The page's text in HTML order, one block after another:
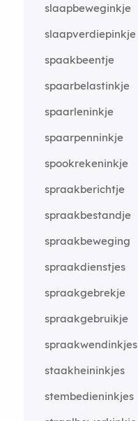
slaapbeweginkje
slaapverdiepinkje
spaakbeentje
spaarbelastinkje
spaarleninkje
spaarpenninkje
spookrekeninkje
spraakberichtje
spraakbestandje
spraakbeweging
spraakdienstjes
spraakgebrekje
spraakgebruikje
spraakwendinkjes
staakheininkjes
stembedieninkjes